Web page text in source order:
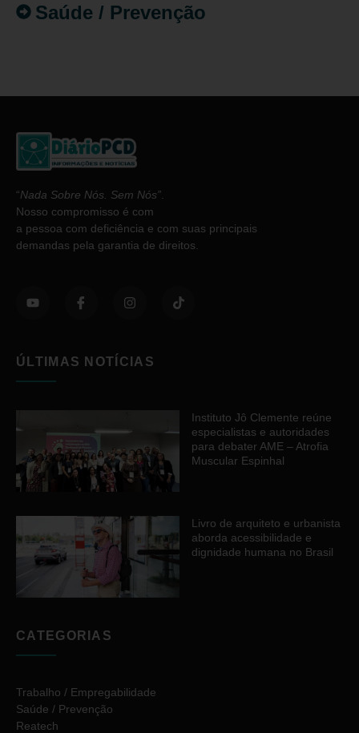
Saúde / Prevenção
“Nada Sobre Nós. Sem Nós”
Nosso compromisso é com
a pessoa com deficiência e com suas principais
demandas pela garantia de direitos.
ÚLTIMAS NOTÍCIAS
Instituto Jô Clemente reúne
especialistas e autoridades
para debater AME – Atrofia
Muscular Espinhal
Livro de arquiteto e urbanista
aborda acessibilidade e
dignidade humana no Brasil
CATEGORIAS
Trabalho / Empregabilidade
Saúde / Prevenção
Reatech